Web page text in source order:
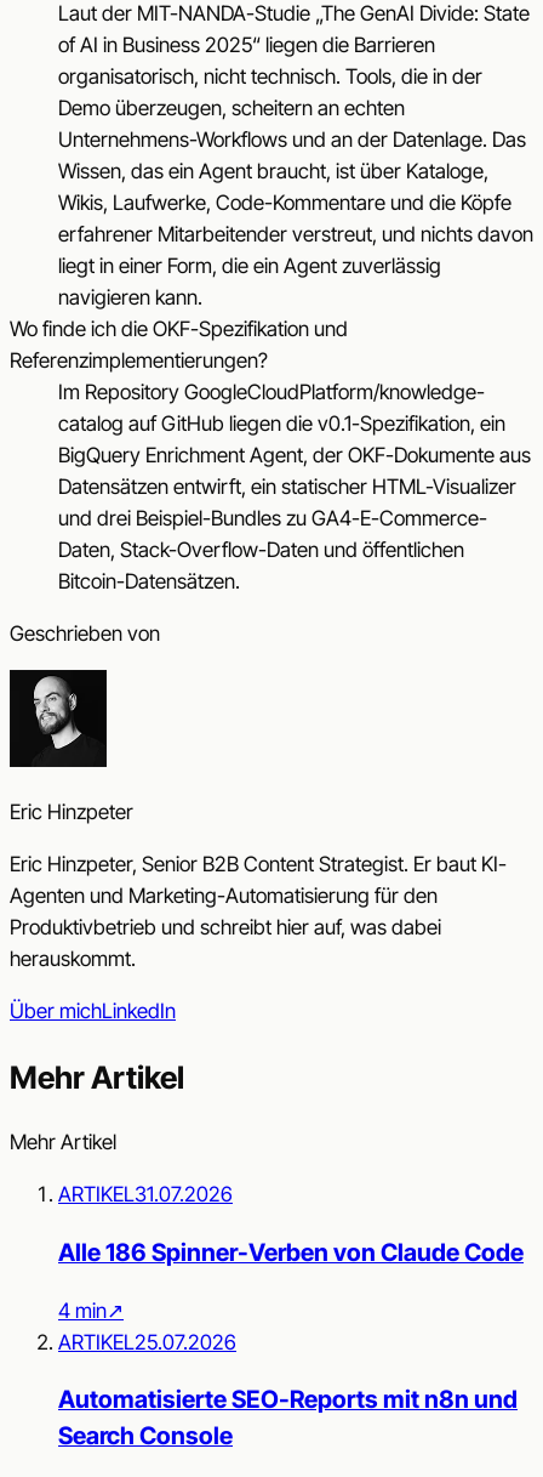
Laut der MIT-NANDA-Studie „The GenAI Divide: State
of AI in Business 2025“ liegen die Barrieren
organisatorisch, nicht technisch. Tools, die in der
Demo überzeugen, scheitern an echten
Unternehmens-Workflows und an der Datenlage. Das
Wissen, das ein Agent braucht, ist über Kataloge,
Wikis, Laufwerke, Code-Kommentare und die Köpfe
erfahrener Mitarbeitender verstreut, und nichts davon
liegt in einer Form, die ein Agent zuverlässig
navigieren kann.
Wo finde ich die OKF-Spezifikation und
Referenzimplementierungen?
Im Repository GoogleCloudPlatform/knowledge-
catalog auf GitHub liegen die v0.1-Spezifikation, ein
BigQuery Enrichment Agent, der OKF-Dokumente aus
Datensätzen entwirft, ein statischer HTML-Visualizer
und drei Beispiel-Bundles zu GA4-E-Commerce-
Daten, Stack-Overflow-Daten und öffentlichen
Bitcoin-Datensätzen.
Geschrieben von
Eric Hinzpeter
Eric Hinzpeter, Senior B2B Content Strategist. Er baut KI-
Agenten und Marketing-Automatisierung für den
Produktivbetrieb und schreibt hier auf, was dabei
herauskommt.
Über michLinkedIn
Mehr Artikel
Mehr Artikel
ARTIKEL31.07.2026
Alle 186 Spinner-Verben von Claude Code
4 min↗︎
ARTIKEL25.07.2026
Automatisierte SEO-Reports mit n8n und
Search Console